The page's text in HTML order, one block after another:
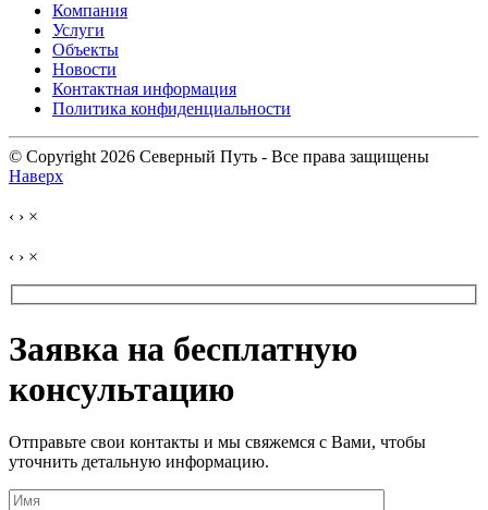
Компания
Услуги
Объекты
Новости
Контактная информация
Политика конфиденциальности
© Copyright 2026 Северный Путь - Все права защищены
Наверх
‹ › ×
‹ › ×
Заявка на бесплатную
консультацию
Отправьте свои контакты и мы свяжемся с Вами, чтобы
уточнить детальную информацию.